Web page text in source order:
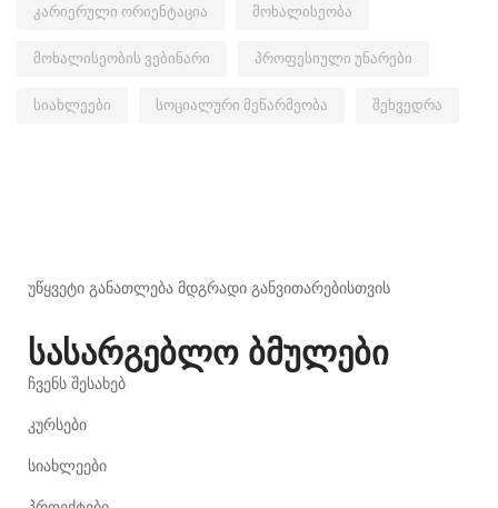
კარიერული ორიენტაცია მოხალისეობა
მოხალისეობის ვებინარი პროფესიული უნარები
სიახლეები სოციალური მეწარმეობა შეხვედრა
უწყვეტი განათლება მდგრადი განვითარებისთვის
სასარგებლო ბმულები
ჩვენს შესახებ
კურსები
სიახლეები